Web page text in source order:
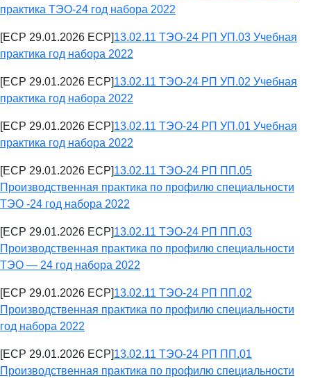
практика ТЭО-24 год набора 2022
[ECP 29.01.2026 ECP]13.02.11 ТЭО-24 РП УП.03 Учебная
практика год набора 2022
[ECP 29.01.2026 ECP]13.02.11 ТЭО-24 РП УП.02 Учебная
практика год набора 2022
[ECP 29.01.2026 ECP]13.02.11 ТЭО-24 РП УП.01 Учебная
практика год набора 2022
[ECP 29.01.2026 ECP]13.02.11 ТЭО-24 РП ПП.05
Производственная практика по профилю специальности
ТЭО -24 год набора 2022
[ECP 29.01.2026 ECP]13.02.11 ТЭО-24 РП ПП.03
Производственная практика по профилю специальности
ТЭО — 24 год набора 2022
[ECP 29.01.2026 ECP]13.02.11 ТЭО-24 РП ПП.02
Производственная практика по профилю специальности
год набора 2022
[ECP 29.01.2026 ECP]13.02.11 ТЭО-24 РП ПП.01
Производственная практика по профилю специальности